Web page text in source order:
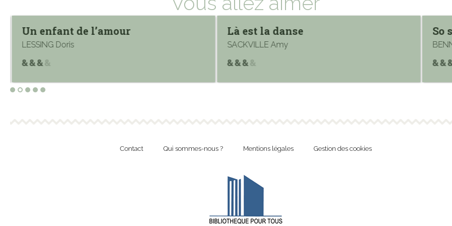
Un enfant de l’amour
LESSING Doris
Là est la danse
SACKVILLE Amy
So
Contact Qui sommes-nous ? Mentions légales Gestion des cookies